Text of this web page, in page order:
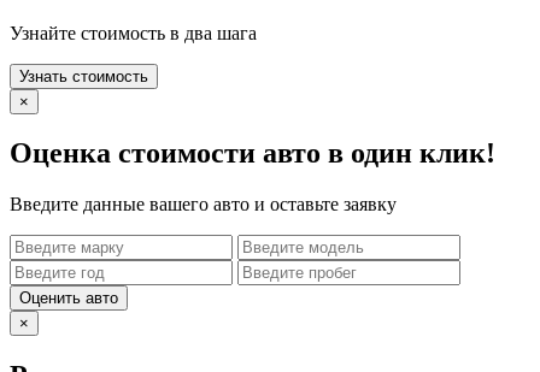
Узнайте стоимость в два шага
Узнать стоимость
×
Оценка стоимости авто в один клик!
Введите данные вашего авто и оставьте заявку
Оценить авто
×